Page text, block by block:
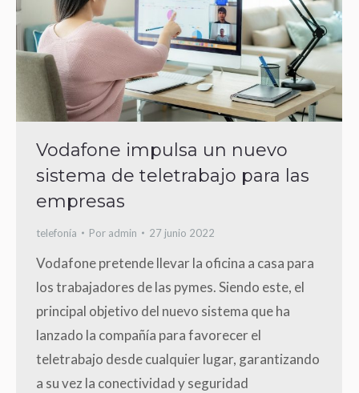
Vodafone impulsa un nuevo
sistema de teletrabajo para las
empresas
telefonía Por admin 27 junio 2022
Vodafone pretende llevar la oficina a casa para
los trabajadores de las pymes. Siendo este, el
principal objetivo del nuevo sistema que ha
lanzado la compañía para favorecer el
teletrabajo desde cualquier lugar, garantizando
a su vez la conectividad y seguridad